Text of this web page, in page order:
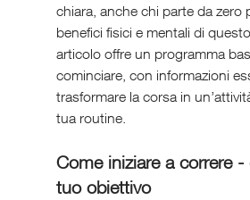
chiara, anche chi parte da zero
benefici fisici e mentali di
articolo offre un programma
cominciare, con informazioni
trasformare la corsa in
tua routine.
Come iniziare a correre -
tuo obiettivo